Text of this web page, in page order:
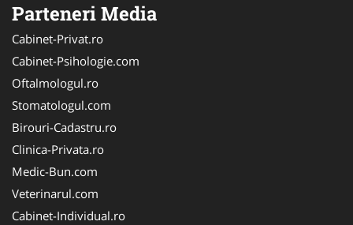
Parteneri Media
Cabinet-Privat.ro
Cabinet-Psihologie.com
Oftalmologul.ro
Stomatologul.com
Birouri-Cadastru.ro
Clinica-Privata.ro
Medic-Bun.com
Veterinarul.com
Cabinet-Individual.ro